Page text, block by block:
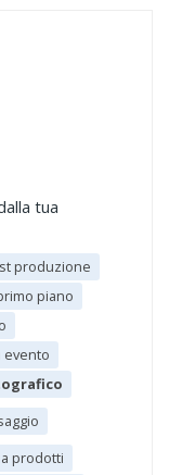
tua
produzione
piano
prodotti